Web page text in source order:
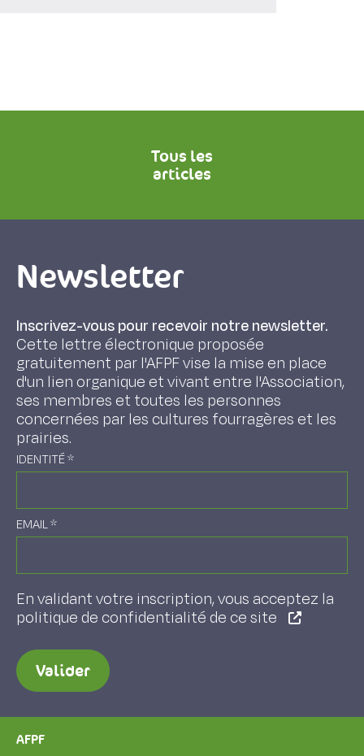
Tous les
articles
Newsletter
Inscrivez-vous pour recevoir notre newsletter.
Cette lettre électronique proposée
gratuitement par l'AFPF vise la mise en place
d'un lien organique et vivant entre l'Association,
ses membres et toutes les personnes
concernées par les cultures fourragères et les
prairies.
IDENTITÉ*
EMAIL*
En validant votre inscription, vous acceptez la
politique de confidentialité de ce site
Valider
AFPF